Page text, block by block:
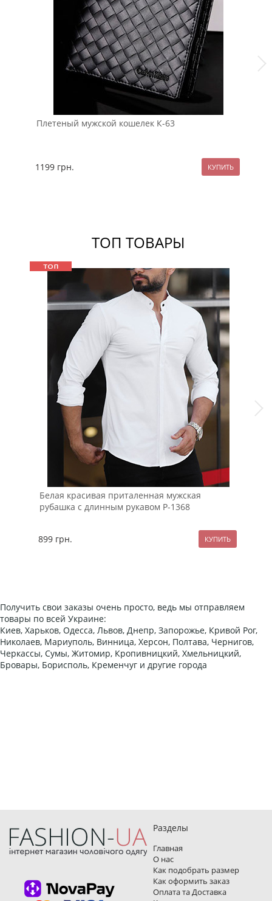
Плетеный мужской кошелек К-63
1199 грн.
ТОП ТОВАРЫ
Белая красивая приталенная мужская
рубашка с длинным рукавом Р-1368
899 грн.
Получить свои заказы очень просто, ведь мы отправляем
товары по всей Украине:
Киев, Харьков, Одесса, Львов, Днепр, Запорожье, Кривой Рог,
Николаев, Мариуполь, Винница, Херсон, Полтава, Чернигов,
Черкассы, Сумы, Житомир, Кропивницкий, Хмельницкий,
Бровары, Борисполь, Кременчуг и другие города
Разделы
Главная
О нас
Как подобрать размер
Как оформить заказ
Оплата та Доставка